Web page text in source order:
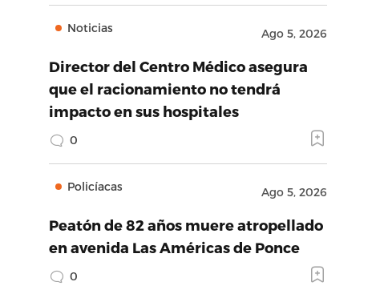
Noticias Ago 5, 2026
Director del Centro Médico asegura
que el racionamiento no tendrá
impacto en sus hospitales
0
Policíacas Ago 5, 2026
Peatón de 82 años muere atropellado
en avenida Las Américas de Ponce
0